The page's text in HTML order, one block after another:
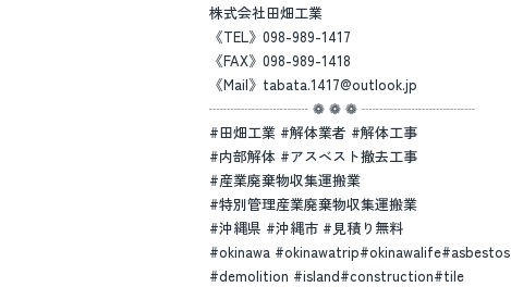
株式会社田畑工業
《TEL》098-989-1417
《FAX》098-989-1418
《Mail》tabata.1417@outlook.jp
┈┈┈┈┈┈┈ ❁ ❁ ❁ ┈┈┈┈┈┈┈┈
#田畑工業 #解体業者 #解体工事
#内部解体 #アスベスト撤去工事
#産業廃棄物収集運搬業
#特別管理産業廃棄物収集運搬業
#沖縄県 #沖縄市 #見積り無料
#okinawa #okinawatrip#okinawalife#asbestos
#demolition #island#construction#tile